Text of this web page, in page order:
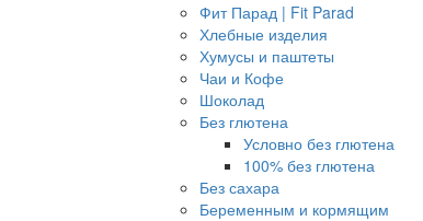
Фит Парад | Fit Parad
Хлебные изделия
Хумусы и паштеты
Чаи и Кофе
Шоколад
Без глютена
Условно без глютена
100% без глютена
Без сахара
Беременным и кормящим